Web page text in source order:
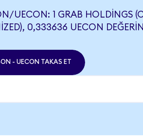
UECON: 1 GRAB HOLDINGS
0,333636 UECON
- UECON TAKAS ET